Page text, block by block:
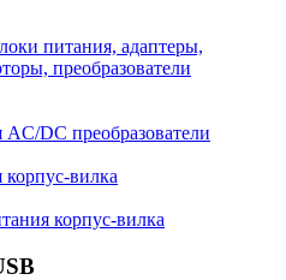
питания, адаптеры,
преобразователи
DC преобразователи
вилка
корпус-вилка